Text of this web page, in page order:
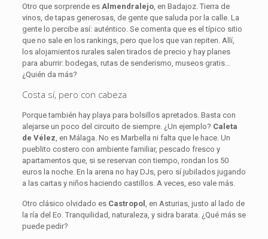
Otro que sorprende es Almendralejo, en Badajoz. Tierra de
vinos, de tapas generosas, de gente que saluda por la calle. La
gente lo percibe así: auténtico. Se comenta que es el típico sitio
que no sale en los rankings, pero que los que van repiten. Allí,
los alojamientos rurales salen tirados de precio y hay planes
para aburrir: bodegas, rutas de senderismo, museos gratis…
¿Quién da más?
Costa sí, pero con cabeza
Porque también hay playa para bolsillos apretados. Basta con
alejarse un poco del circuito de siempre. ¿Un ejemplo? Caleta
de Vélez , en Málaga. No es Marbella ni falta que le hace. Un
pueblito costero con ambiente familiar, pescado fresco y
apartamentos que, si se reservan con tiempo, rondan los 50
euros la noche. En la arena no hay DJs, pero sí jubilados jugando
a las cartas y niños haciendo castillos. A veces, eso vale más.
Otro clásico olvidado es Castropol , en Asturias, justo al lado de
la ría del Eo. Tranquilidad, naturaleza, y sidra barata. ¿Qué más se
puede pedir?